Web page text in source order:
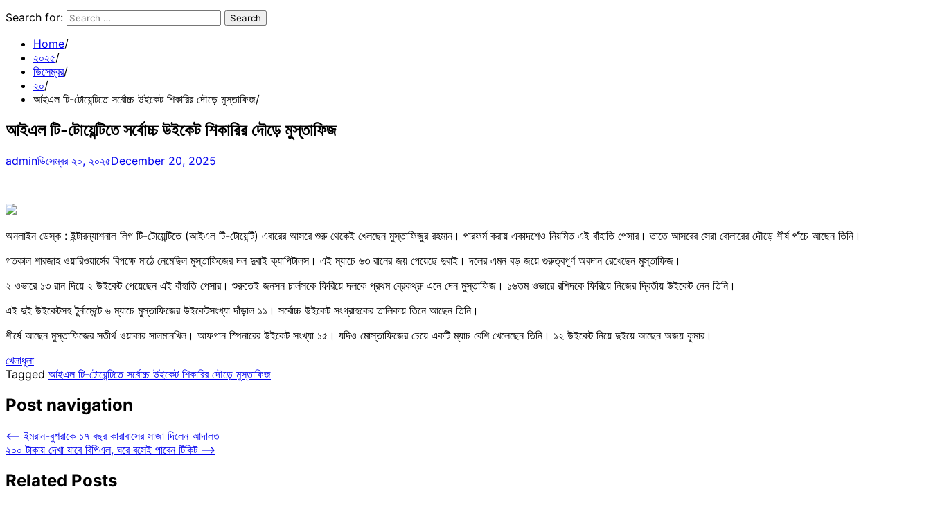
Search for:
Home
২০২৫
ডিসেম্বর
২০
আইএল টি-টোয়েন্টিতে সর্বোচ্চ উইকেট শিকারির দৌড়ে মুস্তাফিজ
আইএল টি-টোয়েন্টিতে সর্বোচ্চ উইকেট শিকারির দৌড়ে মুস্তাফিজ
adminডিসেম্বর ২০, ২০২৫December 20, 2025
অনলাইন ডেস্ক : ইন্টারন্যাশনাল লিগ টি-টোয়েন্টিতে (আইএল টি-টোয়েন্টি) এবারের আসরে শুরু থেকেই খেলছেন মুস্তাফিজুর রহমান। পারফর্ম করায় একাদশেও নিয়মিত এই বাঁহাতি পেসার। তাতে আসরের সেরা বোলারের দৌড়ে শীর্ষ পাঁচে আছেন তিনি।
গতকাল শারজাহ ওয়ারিওয়ার্সের বিপক্ষে মাঠে নেমেছিল মুস্তাফিজের দল দুবাই ক্যাপিটালস। এই ম্যাচে ৬৩ রানের জয় পেয়েছে দুবাই। দলের এমন বড় জয়ে গুরুত্বপূর্ণ অবদান রেখেছেন মুস্তাফিজ।
২ ওভারে ১৩ রান দিয়ে ২ উইকেট পেয়েছেন এই বাঁহাতি পেসার। শুরুতেই জনসন চার্লসকে ফিরিয়ে দলকে প্রথম ব্রেকথ্রু এনে দেন মুস্তাফিজ। ১৬তম ওভারে রশিদকে ফিরিয়ে নিজের দ্বিতীয় উইকেট নেন তিনি।
এই দুই উইকেটসহ টুর্নামেন্টে ৬ ম্যাচে মুস্তাফিজের উইকেটসংখ্যা দাঁড়াল ১১। সর্বোচ্চ উইকেট সংগ্রাহকের তালিকায় তিনে আছেন তিনি।
শীর্ষে আছেন মুস্তাফিজের সতীর্থ ওয়াকার সালমানখিল। আফগান স্পিনারের উইকেট সংখ্যা ১৫। যদিও মোস্তাফিজের চেয়ে একটি ম্যাচ বেশি খেলেছেন তিনি। ১২ উইকেট নিয়ে দুইয়ে আছেন অজয় কুমার।
খেলাধুলা
Tagged আইএল টি-টোয়েন্টিতে সর্বোচ্চ উইকেট শিকারির দৌড়ে মুস্তাফিজ
Post navigation
⟵ ইমরান-বুশরাকে ১৭ বছর কারাবাসের সাজা দিলেন আদালত
২০০ টাকায় দেখা যাবে বিপিএল, ঘরে বসেই পাবেন টিকিট ⟶
Related Posts